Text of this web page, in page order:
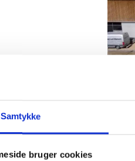
Samtykke
bruger cookies